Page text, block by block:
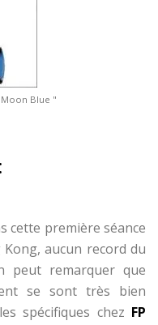
Blue "
cette première séance
Kong, aucun record du
peut remarquer que
se sont très bien
spécifiques chez FP